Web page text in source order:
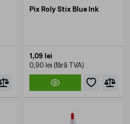
Pix Roly Stix Blue Ink
1,09 lei
0,90 lei